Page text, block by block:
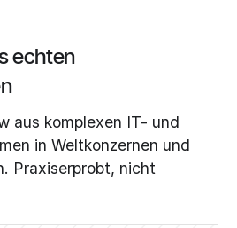
echten
aus komplexen IT- und
in Weltkonzernen und
Praxiserprobt, nicht